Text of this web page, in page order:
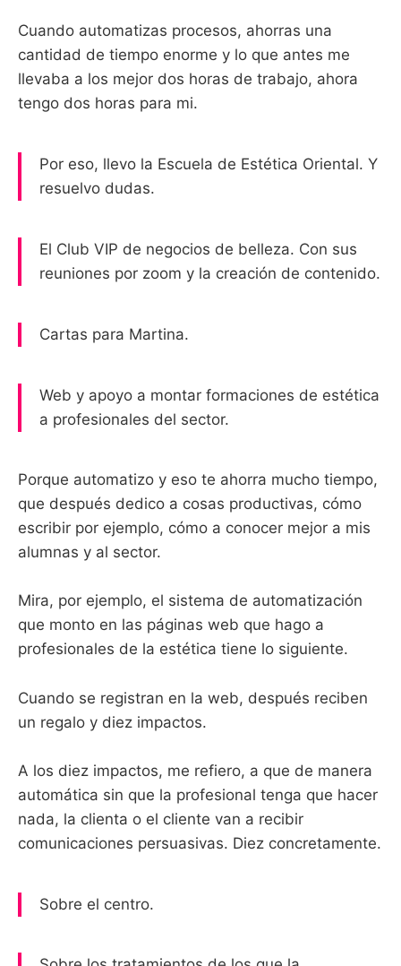
Cuando automatizas procesos, ahorras una
cantidad de tiempo enorme y lo que antes me
llevaba a los mejor dos horas de trabajo, ahora
tengo dos horas para mi.
Por eso, llevo la Escuela de Estética Oriental. Y
resuelvo dudas.
El Club VIP de negocios de belleza. Con sus
reuniones por zoom y la creación de contenido.
Cartas para Martina.
Web y apoyo a montar formaciones de estética
a profesionales del sector.
Porque automatizo y eso te ahorra mucho tiempo,
que después dedico a cosas productivas, cómo
escribir por ejemplo, cómo a conocer mejor a mis
alumnas y al sector.
Mira, por ejemplo, el sistema de automatización
que monto en las páginas web que hago a
profesionales de la estética tiene lo siguiente.
Cuando se registran en la web, después reciben
un regalo y diez impactos.
A los diez impactos, me refiero, a que de manera
automática sin que la profesional tenga que hacer
nada, la clienta o el cliente van a recibir
comunicaciones persuasivas. Diez concretamente.
Sobre el centro.